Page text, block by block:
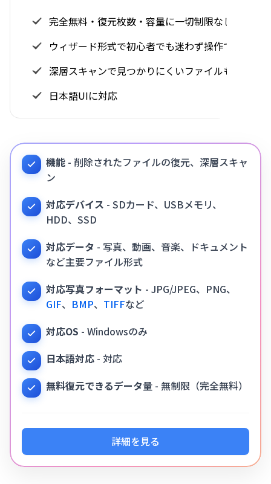
完全無料・復元枚数・容量に一切制限なし
ウィザード形式で初心者でも迷わず操作できる
深層スキャンで見つかりにくいファイルも検出
日本語UIに対応
機能 - 削除されたファイルの復元、深層スキャ
ン
対応デバイス - SDカード、USBメモリ、
HDD、SSD
対応データ - 写真、動画、音楽、ドキュメント
など主要ファイル形式
対応写真フォーマット - JPG/JPEG、PNG、
GIF、 BMP、 TIFFなど
対応OS - Windowsのみ
日本語対応 - 対応
無料復元できるデータ量 - 無制限（完全無料）
詳細を見る